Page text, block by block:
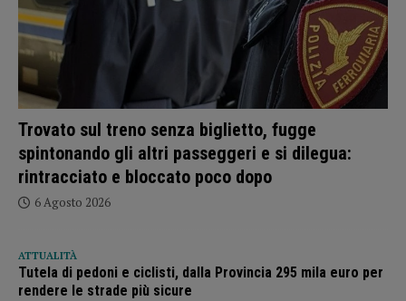
Trovato sul treno senza biglietto, fugge
spintonando gli altri passeggeri e si dilegua:
rintracciato e bloccato poco dopo
6 Agosto 2026
ATTUALITÀ
Tutela di pedoni e ciclisti, dalla Provincia 295 mila euro per
rendere le strade più sicure